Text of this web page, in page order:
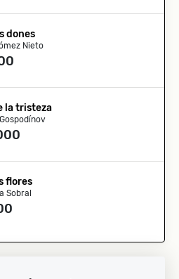
dones
Nieto
la tristeza
flores
Sobral